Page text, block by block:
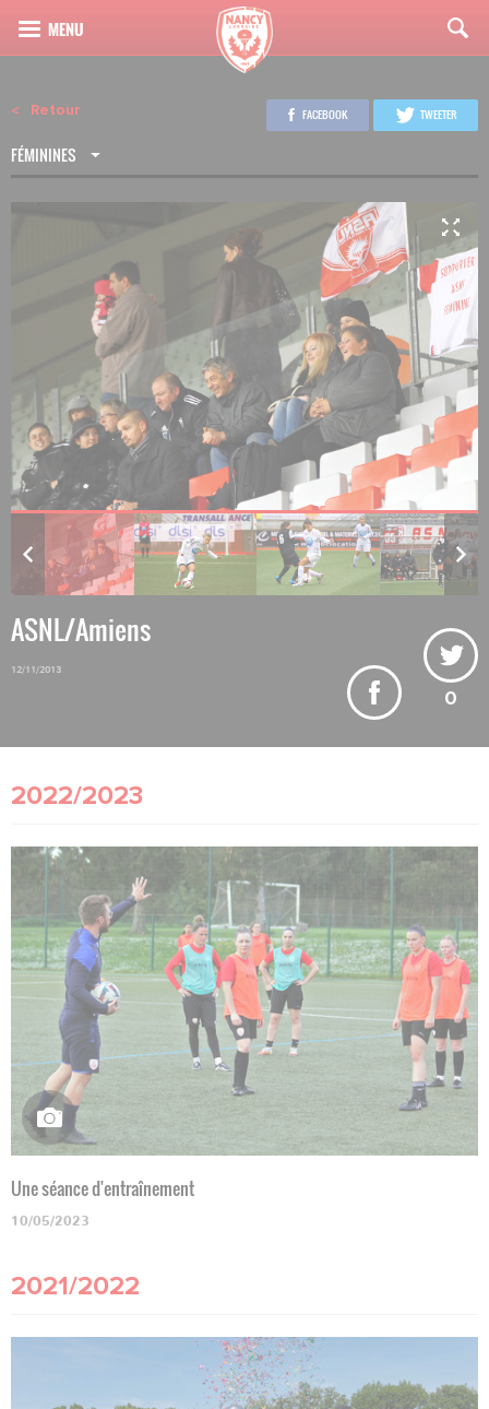
Retour
FÉMININES
FACEBOOK TWEETER
ASNL/Amiens
12/11/2013
0
2022/2023
Une séance d'entraînement
10/05/2023
2021/2022